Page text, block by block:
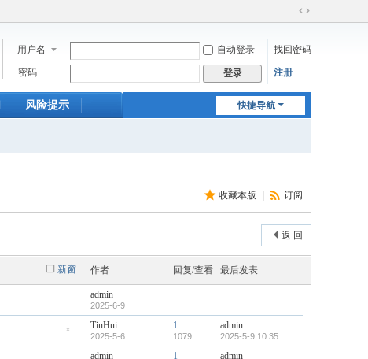
切
到
用户名 自动登录 找回密码
密码 登录 注册
快捷导航
风险提示
收藏本版 订阅
返 回
新窗 作者 回复/查看 最后发表
admin
2025-6-9
藏
TinHui
2025-5-6
1
1079
admin
2025-5-9 10:35
admin 1 admin